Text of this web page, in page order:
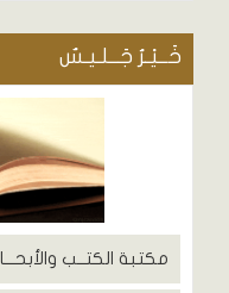
خَــيْـرُ جَــلـيـسٌ
مكتبة الكتــب